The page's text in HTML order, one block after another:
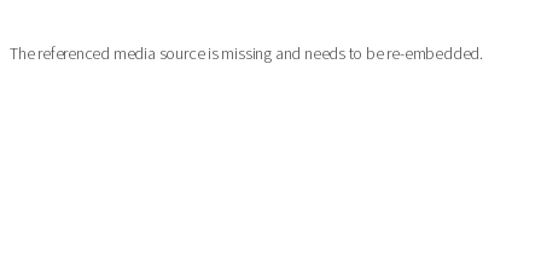
The referenced media source is missing and needs to be re-embedded.